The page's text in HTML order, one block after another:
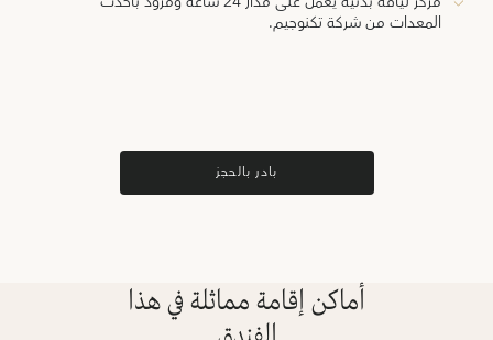
المعدات من شركة تكنوجيم.
بادر بالحجز
أماكن إقامة مماثلة في هذا